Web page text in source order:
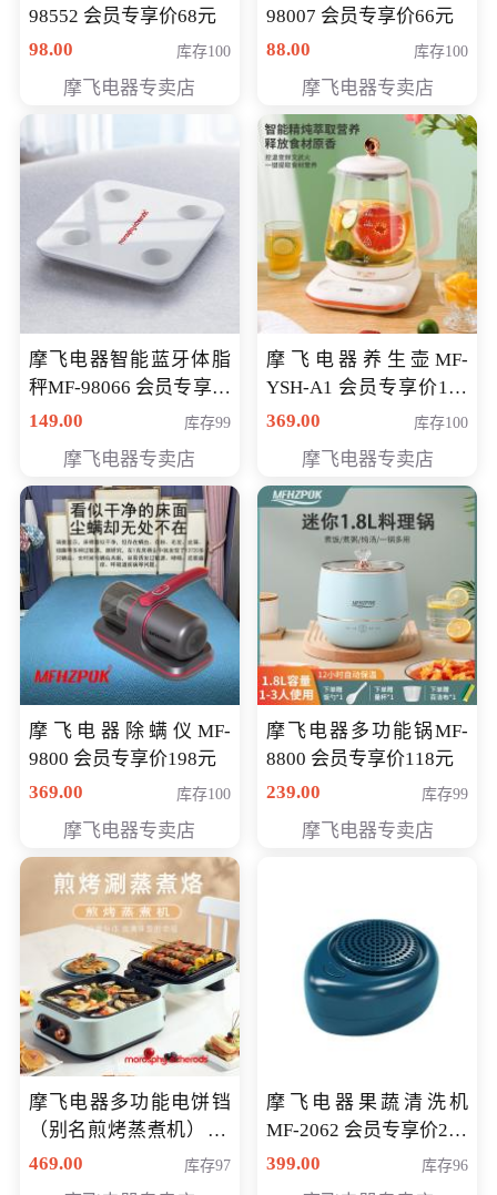
98552 会员专享价68元
98.00
库存100
摩飞电器专卖店
98007 会员专享价66元
88.00
库存100
摩飞电器专卖店
摩飞电器智能蓝牙体脂
秤MF-98066 会员专享价
98元
149.00 库存99
摩飞电器专卖店
摩飞电器养生壶MF-
YSH-A1 会员专享价198
元
369.00 库存100
摩飞电器专卖店
摩飞电器除螨仪MF-
9800 会员专享价198元
369.00
库存100
摩飞电器专卖店
摩飞电器多功能锅MF-
8800 会员专享价118元
239.00
库存99
摩飞电器专卖店
摩飞电器多功能电饼铛
（别名煎烤蒸煮机） 型
号MF-8888B 会员专享
469.00 库存97
摩飞电器果蔬清洗机
MF-2062 会员专享价268
元
399.00 库存96